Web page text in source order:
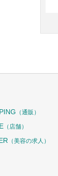
（通販）
（店舗）
（美容の求人）